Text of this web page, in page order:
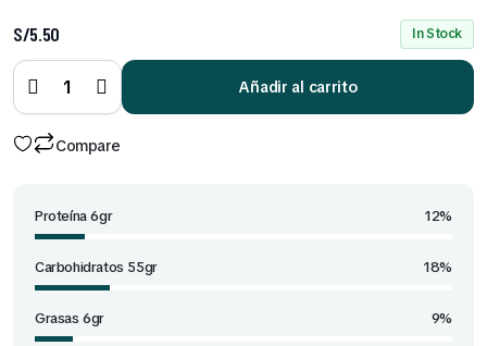
S/5.50 In Stock
Leche
Condensada
Gloria Lata x
393 Gr
quantity
Añadir al carrito
Compare
Proteína 6gr 12%
Carbohidratos 55gr 18%
Grasas 6gr 9%